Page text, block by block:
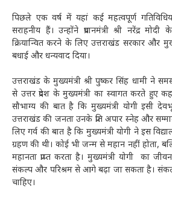
पिछले एक वर्ष में यहां कई महत्वपूर्ण
सराहनीय हैं। उन्होंने प्रधानमंत्री श्री नरेंद्र
क्रियान्वित करने के लिए उत्तराखंड सरकार और
बधाई और धन्यवाद दिया।
उत्तराखंड के मुख्यमंत्री श्री पुष्कर सिंह धामी ने
से उत्तर प्रदेश के मुख्यमंत्री का स्वागत करते हुए
सौभाग्य की बात है कि मुख्यमंत्री योगी इसी
उत्तराखंड की जनता उनके प्रति अपार स्नेह और
लिए गर्व की बात है कि मुख्यमंत्री योगी ने इस
ग्रहण की थी। कोई भी जन्म से महान नहीं होता,
महानता प्राप्त करता है। मुख्यमंत्री योगी का
संकल्प और परिश्रम से आगे बढ़ा जा सकता है।
चाहिए।